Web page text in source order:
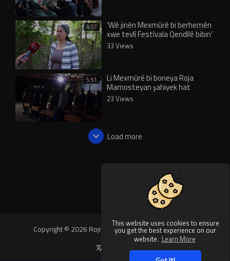
This website uses cookies to ensure
you get the best experience on our
website. Learn More
4:57 ‘Wê jinên Mexmûrê bi berhemên
xwe tevlî Festîvala Qendîlê bibin’
33 Views
5:51 Li Mexmûrê bi boneya Roja
Mamosteyan şahiyek hat
lidarxistin
23 Views
Load more
Copyright © 2026 Rojnews Video. All rights reserved.
Language